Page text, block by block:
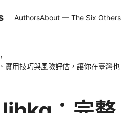
AuthorsAbout — The Six Others
›
用技巧與風險評估，讓你在臺灣也